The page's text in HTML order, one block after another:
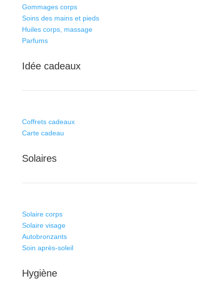
Gommages corps
Soins des mains et pieds
Huiles corps, massage
Parfums
Idée cadeaux
Coffrets cadeaux
Carte cadeau
Solaires
Solaire corps
Solaire visage
Autobronzants
Soin après-soleil
Hygiène